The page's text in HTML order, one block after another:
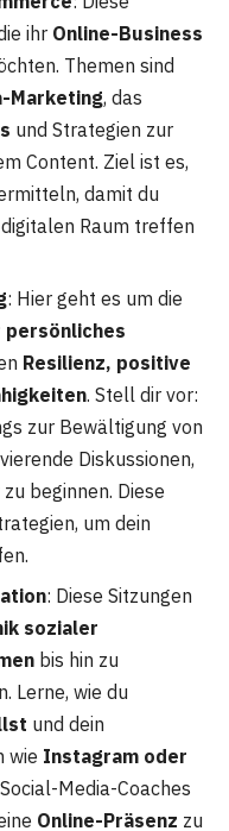
ihr Online-Business
Themen sind
Marketing, das
und Strategien zur
Content. Ziel ist es,
damit du
Raum treffen
: Hier geht es um die
Resilienz, positive
. Stell dir vor:
zur Bewältigung von
Diskussionen,
beginnen. Diese
um dein
: Diese Sitzungen
sozialer
bis hin zu
Lerne, wie du
und dein
wie Instagram oder
Media-Coaches
Online-Präsenz zu